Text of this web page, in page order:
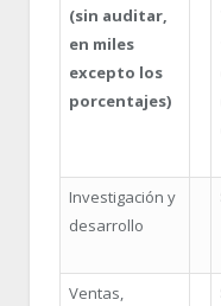
(sin auditar,
en miles
excepto los
porcentajes)
Investigación y
desarrollo
Ventas,